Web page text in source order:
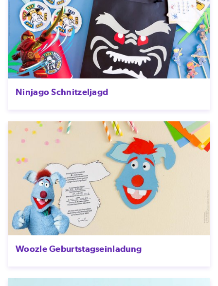
Ninjago Schnitzeljagd
Woozle Geburtstagseinladung